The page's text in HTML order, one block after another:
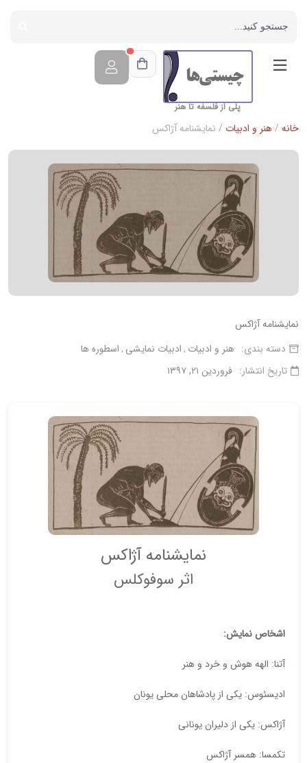
پلی از فلسفه تا هنر
خانه /هنر و ادبیات / نمایشنامه آژاکس
نمایشنامه آژاکس
دسته بندی: هنر و ادبیات ادبیات نمایشی اسطوره ها
تاریخ انتشار: فروردین ۲۱, ۱۳۹۷
نمایشنامه آژاکس
اثر سوفوکلس
اشخاص نمایش:
آتنا: الهه هوش و خرد و هنر
ادیسئوس: یکی از پادشاهان محلی یونان
آژاکس: یکی از دلیران یونانی
تکمسا: همسر آژاکس